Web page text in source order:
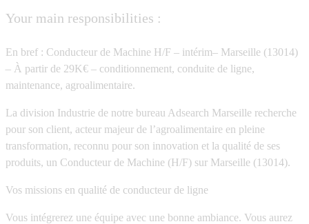
Your main responsibilities :
En bref : Conducteur de Machine H/F – intérim– Marseille (13014)
– À partir de 29K€ – conditionnement, conduite de ligne,
maintenance, agroalimentaire.
La division Industrie de notre bureau Adsearch Marseille recherche
pour son client, acteur majeur de l’agroalimentaire en pleine
transformation, reconnu pour son innovation et la qualité de ses
produits, un Conducteur de Machine (H/F) sur Marseille (13014).
Vos missions en qualité de conducteur de ligne
Vous intégrerez une équipe avec une bonne ambiance. Vous aurez